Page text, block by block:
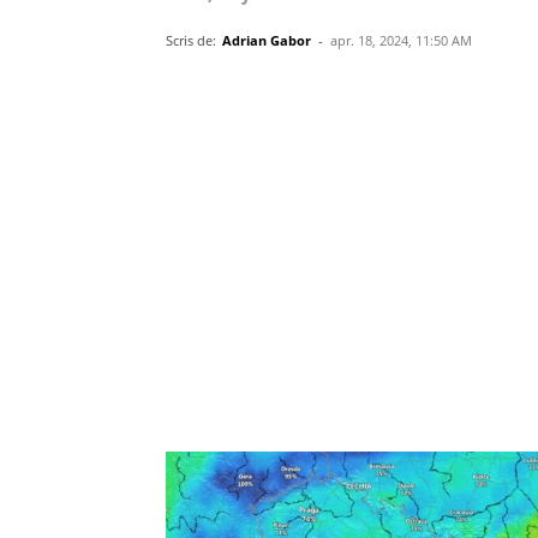
Scris de: Adrian Gabor - apr. 18, 2024, 11:50 AM